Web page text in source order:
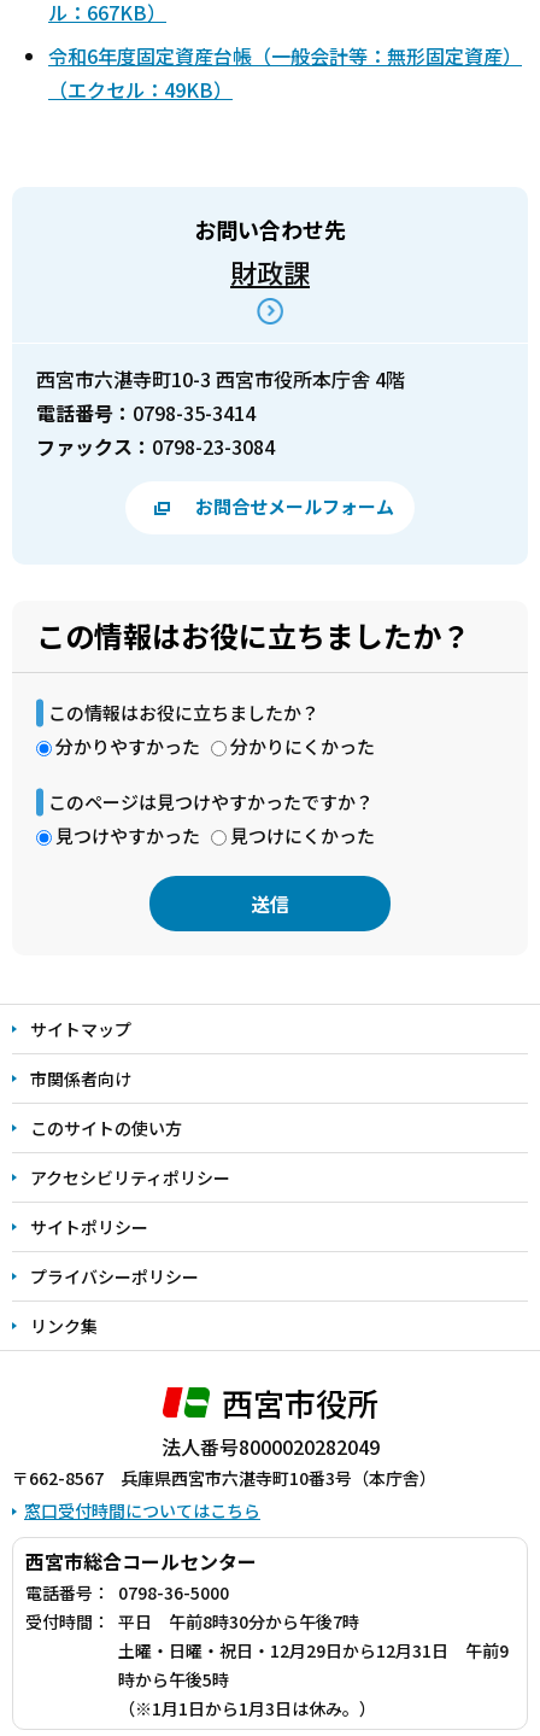
ル：667KB）
令和6年度固定資産台帳（一般会計等：無形固定資産）
（エクセル：49KB）
お問い合わせ先
財政課
西宮市六湛寺町10-3 西宮市役所本庁舎 4階
電話番号： 0798-35-3414
ファックス： 0798-23-3084
お問合せメールフォーム
この情報はお役に立ちましたか？
この情報はお役に立ちましたか？
分かりやすかった
分かりにくかった
このページは見つけやすかったですか？
見つけやすかった
見つけにくかった
文
こ
こ
ま
で
サイトマップ
市関係者向け
このサイトの使い方
アクセシビリティポリシー
サイトポリシー
プライバシーポリシー
リンク集
西宮市役所
法人番号8000020282049
〒662-8567 兵庫県西宮市六湛寺町10番3号（本庁舎）
窓口受付時間についてはこちら
西宮市総合コールセンター
電話番号：
0798-36-5000
受付時間：
平日 午前8時30分から午後7時
土曜・日曜・祝日・12月29日から12月31日 午前9
時から午後5時
（※1月1日から1月3日は休み。）